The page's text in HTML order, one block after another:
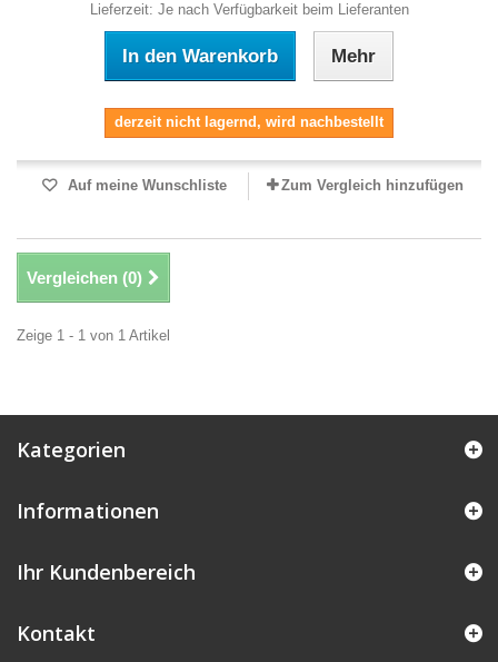
Lieferzeit: Je nach Verfügbarkeit beim Lieferanten
In den Warenkorb Mehr
derzeit nicht lagernd, wird nachbestellt
Auf meine Wunschliste Zum Vergleich hinzufügen
Vergleichen (0)
Zeige 1 - 1 von 1 Artikel
Kategorien
Informationen
Ihr Kundenbereich
Kontakt